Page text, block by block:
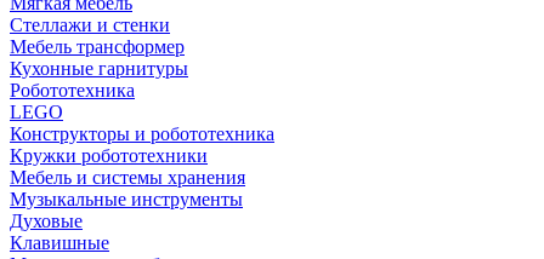
Стеллажи и стенки
Мебель трансформер
Кухонные гарнитуры
Робототехника
LEGO
Конструкторы и робототехника
Кружки робототехники
Мебель и системы хранения
Музыкальные инструменты
Духовые
Клавишные